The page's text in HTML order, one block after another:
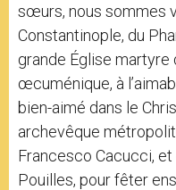
sœurs, nous sommes
Constantinople, du
grande Église martyre
œcuménique, à
bien-aimé dans le
archevêque
Francesco Cacucci,
Pouilles, pour fêter